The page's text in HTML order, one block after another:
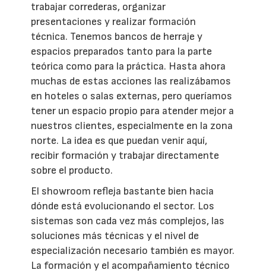
trabajar correderas, organizar
presentaciones y realizar formación
técnica. Tenemos bancos de herraje y
espacios preparados tanto para la parte
teórica como para la práctica. Hasta ahora
muchas de estas acciones las realizábamos
en hoteles o salas externas, pero queríamos
tener un espacio propio para atender mejor a
nuestros clientes, especialmente en la zona
norte. La idea es que puedan venir aquí,
recibir formación y trabajar directamente
sobre el producto.
El showroom refleja bastante bien hacia
dónde está evolucionando el sector. Los
sistemas son cada vez más complejos, las
soluciones más técnicas y el nivel de
especialización necesario también es mayor.
La formación y el acompañamiento técnico